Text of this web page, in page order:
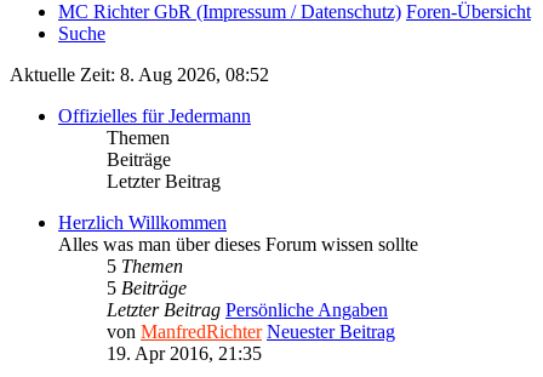
MC Richter GbR (Impressum / Datenschutz) Foren-Übersicht
Suche
Aktuelle Zeit: 8. Aug 2026, 08:52
Offizielles für Jedermann
Themen
Beiträge
Letzter Beitrag
Herzlich Willkommen
Alles was man über dieses Forum wissen sollte
5 Themen
5 Beiträge
Letzter Beitrag Persönliche Angaben
von ManfredRichter Neuester Beitrag
19. Apr 2016, 21:35